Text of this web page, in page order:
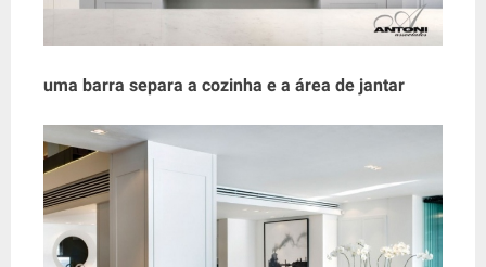
uma barra separa a cozinha e a área de jantar